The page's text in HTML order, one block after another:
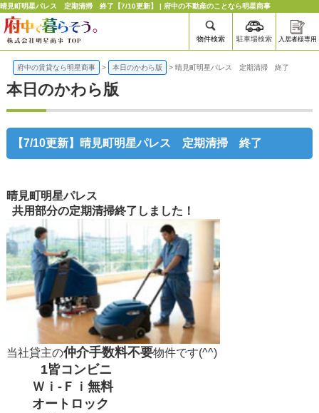
晴見町明星パレス 定期清掃 終了【7/10更新】 | 府中の不動産のことなら明星商事
物件検索 駐車場検索 入居者様専用
府中の賃貸なら明星商事 > 本日のかわら版 > 晴見町明星パレス 定期清掃 終了
本日のかわら版
【7/10更新】晴見町明星パレス 定期清掃 終了
晴見町明星パレス
共用部分の定期清掃終了しました！
当社貸主の仲介手数料不要物件です(^^)
1皆コンビニ
Ｗｉ-Ｆｉ無料
オートロック